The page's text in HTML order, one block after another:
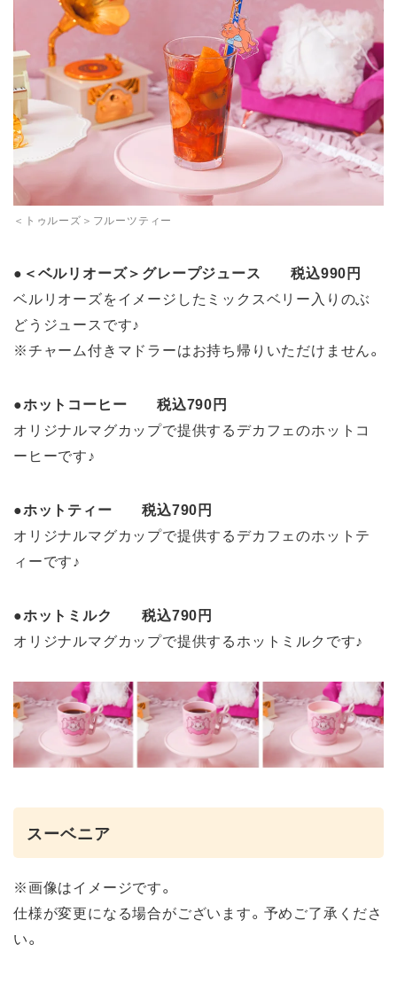
＜トゥルーズ＞フルーツティー
● ＜ベルリオーズ＞グレープジュース 税込990円
ベルリオーズをイメージしたミックスベリー入りのぶ
どうジュースです♪
※チャーム付きマドラーはお持ち帰りいただけません。
●ホットコーヒー 税込790円
オリジナルマグカップで提供するデカフェのホットコ
ーヒーです♪
●ホットティー 税込790円
オリジナルマグカップで提供するデカフェのホットテ
ィーです♪
●ホットミルク 税込790円
オリジナルマグカップで提供するホットミルクです♪
スーベニア
※画像はイメージです。
仕様が変更になる場合がございます。予めご了承くださ
い。